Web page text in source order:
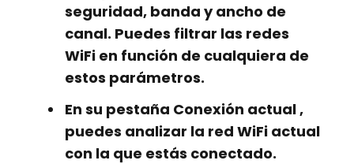
seguridad, banda y ancho de
canal. Puedes filtrar las redes
WiFi en función de cualquiera de
estos parámetros.
En su pestaña Conexión actual ,
puedes analizar la red WiFi actual
con la que estás conectado.